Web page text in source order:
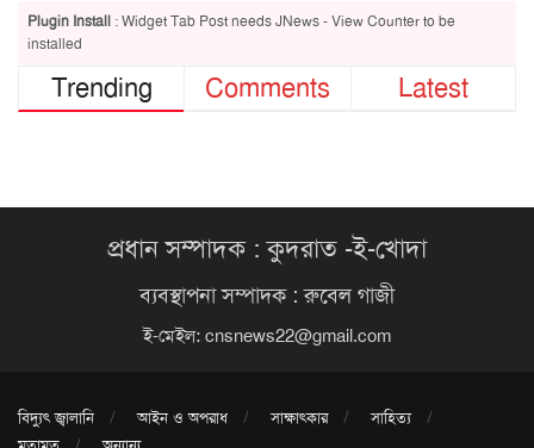
Plugin Install : Widget Tab Post needs JNews - View Counter to be
installed
Trending Comments Latest
প্রধান সম্পাদক : কুদরাত -ই-খোদা
ব্যবস্থাপনা সম্পাদক : রুবেল গাজী
ই-মেইল: cnsnews22@gmail.com
বিদ্যুৎ জ্বালানি আইন ও অপরাধ সাক্ষাৎকার
সাহিত্য